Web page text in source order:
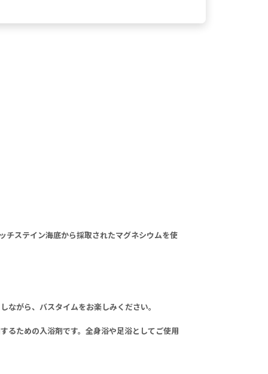
チステイン海底から採取されたマグネシウムを使
がら、バスタイムをお楽しみください。
るための入浴剤です。全身浴や足浴としてご使用